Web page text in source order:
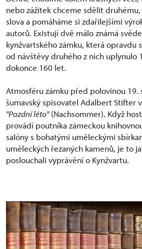
nebo zážitek chceme sdělit
slova a pomáháme si zdařilejšími
autorů. Existují dvě málo známá
kynžvartského zámku, která opravdu
od návštěvy druhého z nich uplynulo
dokonce 160 let.
Atmosféru zámku před polovinou 19.
šumavský spisovatel Adalbert Stifter
"Pozdní léto"(Nachsommer). Když
provádí poutníka zámeckou
salóny s bohatými uměleckými
uměleckých řezaných kamenů, je to
poslouchali vyprávění o Kynžvartu.